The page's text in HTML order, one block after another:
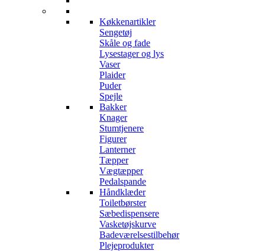
Køkkenartikler
Sengetøj
Skåle og fade
Lysestager og lys
Vaser
Plaider
Puder
Spejle
Bakker
Knager
Stumtjenere
Figurer
Lanterner
Tæpper
Vægtæpper
Pedalspande
Håndklæder
Toiletbørster
Sæbedispensere
Vasketøjskurve
Badeværelsestilbehør
Plejeprodukter